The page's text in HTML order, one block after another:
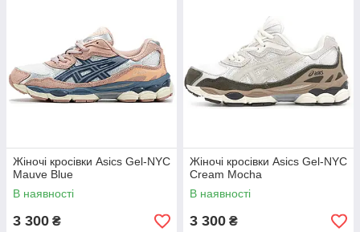
Жіночі кросівки Asics Gel-NYC
Mauve Blue
В наявності
3 300 ₴
Жіночі кросівки Asics Gel-NYC
Cream Mocha
В наявності
3 300 ₴